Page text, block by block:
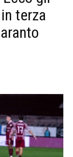
terza